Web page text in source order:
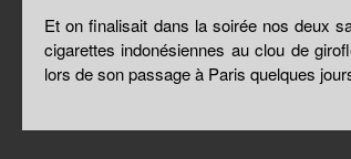
Et on finalisait dans la soirée nos deux
cigarettes indonésiennes au clou de
lors de son passage à Paris quelques